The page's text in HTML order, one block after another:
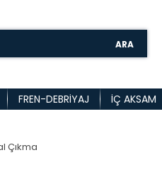
ARA
FREN-DEBRIYAJ İÇ AKSAM
Çıkma